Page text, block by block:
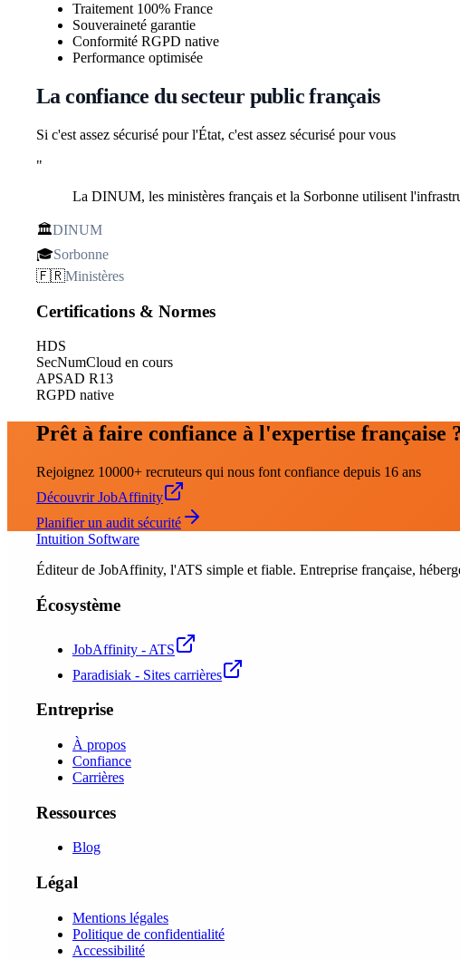
Traitement 100% France
Souveraineté garantie
Conformité RGPD native
Performance optimisée
La confiance du secteur public français
Si c'est assez sécurisé pour l'État, c'est assez sécurisé pour vous
"
La DINUM, les ministères français et la Sorbonne utilisent
🏛️DINUM
🎓Sorbonne
🇫🇷Ministères
Certifications & Normes
HDS
SecNumCloud en cours
APSAD R13
RGPD native
Prêt à faire confiance à l'expertise française
Rejoignez 10000+ recruteurs qui nous font confiance depuis 16 ans
Découvrir JobAffinity
Planifier un audit sécurité
Intuition Software
Éditeur de JobAffinity, l'ATS simple et fiable. Entreprise française,
Écosystème
JobAffinity - ATS
Paradisiak - Sites carrières
Entreprise
À propos
Confiance
Carrières
Ressources
Blog
Légal
Mentions légales
Politique de confidentialité
Accessibilité